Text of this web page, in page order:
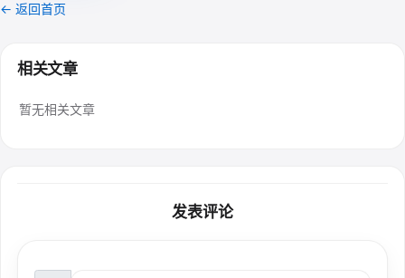
← 返回首页
相关文章
暂无相关文章
发表评论